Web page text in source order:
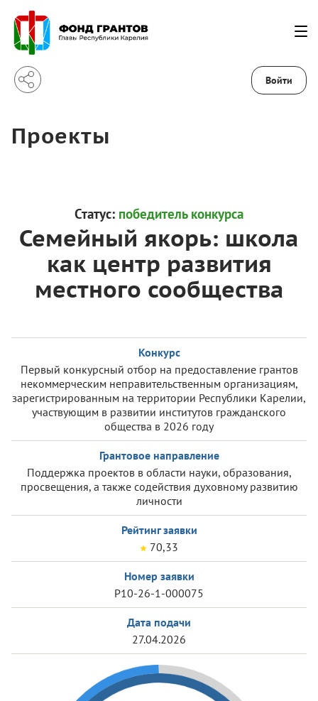
Войти
Проекты
Статус: победитель конкурса
Семейный якорь: школа
как центр развития
местного сообщества
Конкурс
Первый конкурсный отбор на предоставление грантов
некоммерческим неправительственным организациям,
зарегистрированным на территории Республики Карелии,
участвующим в развитии институтов гражданского
общества в 2026 году
Грантовое направление
Поддержка проектов в области науки, образования,
просвещения, а также содействия духовному развитию
личности
Рейтинг заявки
70,33
Номер заявки
Р10-26-1-000075
Дата подачи
27.04.2026